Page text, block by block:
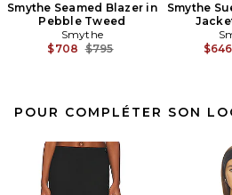
Smythe Seamed Blazer in
Pebble Tweed
Smythe
$708 Previous price:
$795
Smythe
$646
POUR COMPLÉTER SON